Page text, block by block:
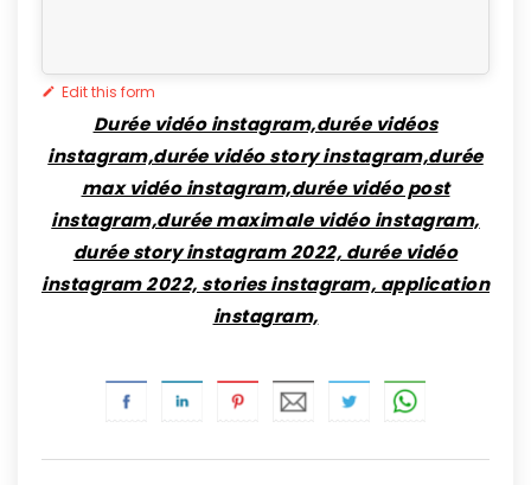
Edit this form
Durée vidéo instagram,durée vidéos
instagram,durée vidéo story instagram,durée
max vidéo instagram,durée vidéo post
instagram,durée maximale vidéo instagram,
durée story instagram 2022, durée vidéo
instagram 2022, stories instagram, application
instagram,